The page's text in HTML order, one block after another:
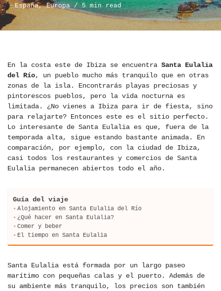
España,Europa 5 min read
En la costa este de Ibiza se encuentra Santa Eulalia
del Río, un pueblo mucho más tranquilo que en otras
zonas de la isla. Encontrarás playas preciosas y
pintorescos pueblos, pero la vida nocturna es
limitada. ¿No vienes a Ibiza para ir de fiesta, sino
para relajarte? Entonces este es el sitio perfecto.
Lo interesante de Santa Eulalia es que, fuera de la
temporada alta, sigue estando bastante animada. En
comparación, por ejemplo, con la ciudad de Ibiza,
casi todos los restaurantes y comercios de Santa
Eulalia permanecen abiertos todo el año.
Guía del viaje
Alojamiento en Santa Eulalia del Río
¿Qué hacer en Santa Eulalia?
Comer y beber
El tiempo en Santa Eulalia
Santa Eulalia está formada por un largo paseo
marítimo con pequeñas calas y el puerto. Además de
su ambiente más tranquilo, los precios son también